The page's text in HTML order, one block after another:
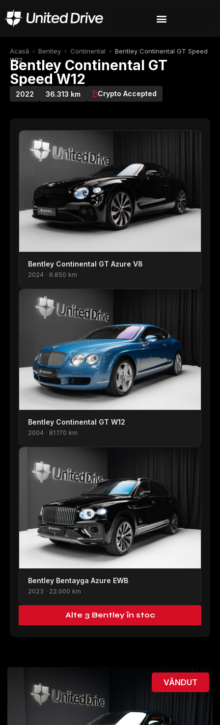
Acasă › Bentley › Continental › Bentley Continental GT Speed
W12
Bentley Continental GT
Speed W12
2022 36.313 km Crypto Accepted
Bentley Continental GT Azure V8
2024 · 6.850 km
Bentley Continental GT W12
2004 · 81.170 km
Bentley Bentayga Azure EWB
2023 · 22.000 km
Alte 3 Bentley în stoc
VÂNDUT